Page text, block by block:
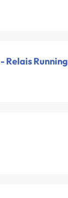
Relais Running